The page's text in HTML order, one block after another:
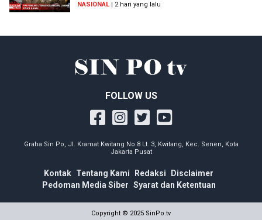
NASIONAL | 2 hari yang lalu
FOLLOW US
Graha Sin Po, Jl. Kramat Kwitang No.8 Lt. 3, Kwitang, Kec. Senen, Kota
Jakarta Pusat
Kontak Tentang Kami Redaksi
Disclaimer
Pedoman Media Siber Syarat dan Ketentuan
Copyright © 2025 SinPo.tv